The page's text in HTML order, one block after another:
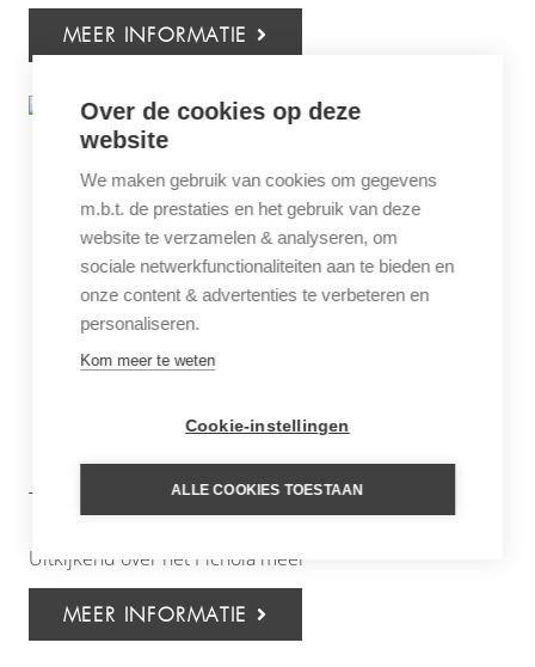
MEER INFORMATIE
THE OBEROI UDAIVILAS
Uitkijkend over het Pichola meer
MEER INFORMATIE
Over de cookies op deze
website
We maken gebruik van cookies om gegevens
m.b.t. de prestaties en het gebruik van deze
website te verzamelen & analyseren, om
sociale netwerkfunctionaliteiten aan te bieden en
onze content & advertenties te verbeteren en
personaliseren.
Kom meer te weten
Cookie-instellingen
ALLE COOKIES TOESTAAN